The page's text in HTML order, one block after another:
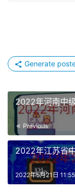
1、取得本职业
等级证书）后，
2、累计从事本职
3、取得技工学校
毕业证书的在校
技能为培养目标
业证书（含尚未
2022年消防设
Generate
2022年河南中
Previous
2022年江苏省
2022年5月21日